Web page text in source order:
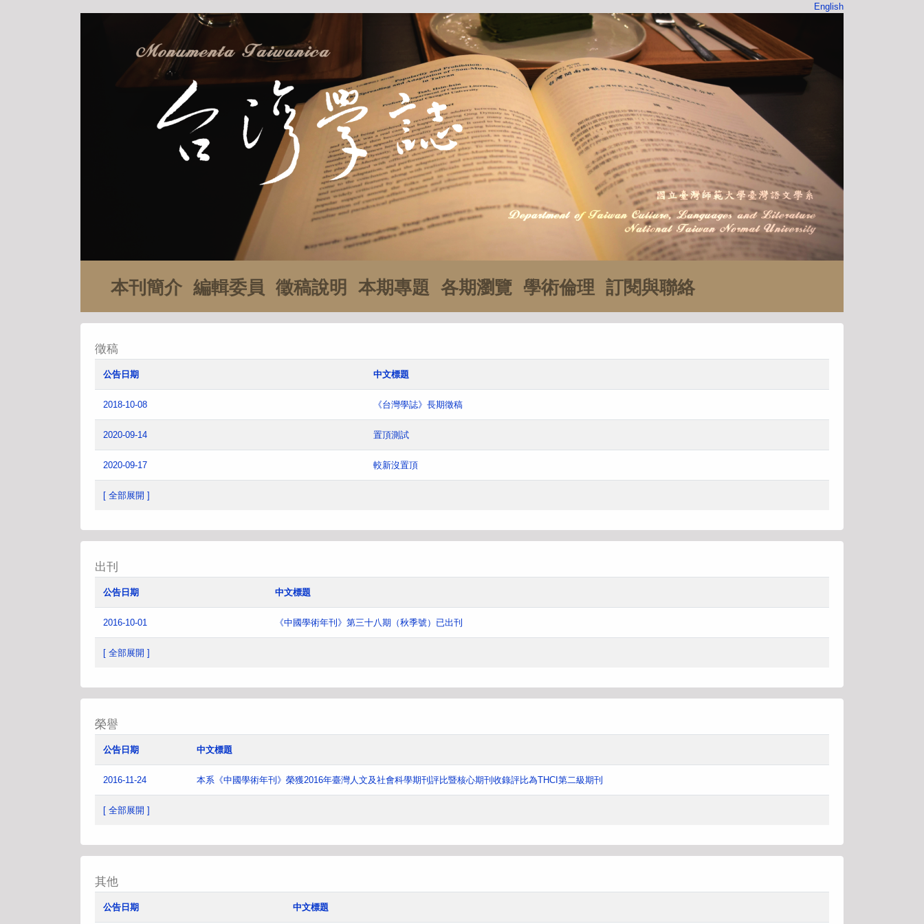
English
本刊簡介 編輯委員 徵稿說明 本期專題 各期瀏覽 學術倫理 訂閱與聯絡
徵稿
公告日期 中文標題
2018-10-08 《台灣學誌》長期徵稿
2020-09-14 置頂測試
2020-09-17 較新沒置頂
[ 全部展開 ]
出刊
公告日期 中文標題
2016-10-01 《中國學術年刊》第三十八期（秋季號）已出刊
[ 全部展開 ]
榮譽
公告日期 中文標題
2016-11-24 本系《中國學術年刊》榮獲2016年臺灣人文及社會科學期刊評比暨核心期刊收錄評比為THCI第二級期刊
[ 全部展開 ]
其他
公告日期 中文標題